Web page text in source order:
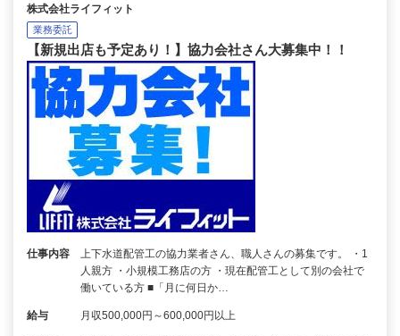
株式会社ライフィット
業務委託
【新規出店も予定あり！】協力会社さん大募集中！！
仕事内容
上下水道配管工の協力業者さん、職人さんの募集です。 ・1
人親方 ・小規模工務店の方 ・現在配管工として別の会社で
働いている方 ■「月に何日か…
給与 月収500,000円～600,000円以上